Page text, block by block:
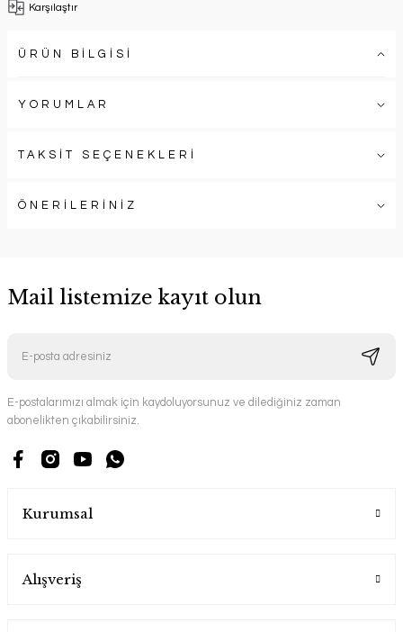
Karşılaştır
ÜRÜN BİLGİSİ
YORUMLAR
TAKSİT SEÇENEKLERİ
ÖNERİLERİNİZ
Mail listemize kayıt olun
E-postalarımızı almak için kaydoluyorsunuz ve dilediğiniz zaman
abonelikten çıkabilirsiniz.
Kurumsal
Alışveriş